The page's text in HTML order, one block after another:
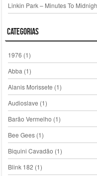
Linkin Park – Minutes To
Categorias
1976 (1)
Abba (1)
Alanis Morissete (1)
Audioslave (1)
Barão Vermelho (1)
Bee Gees(1)
Biquini Cavadão (1)
Blink 182 (1)